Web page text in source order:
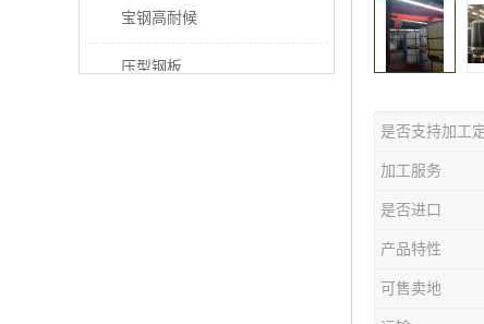
宝钢高耐候
压型钢板
是否支持加工
加工服务
是否进口
产品特性
可售卖地